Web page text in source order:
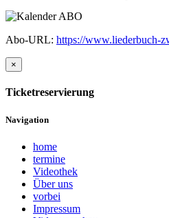
Abo-URL: https://www.liederbuch-
×
Ticketreservierung
Navigation
home
termine
Videothek
Über uns
vorbei
Impressum